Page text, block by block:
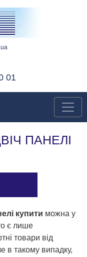
01
ПАНЕЛІ
купити можна у
є лише
товари від
в такому випадку,